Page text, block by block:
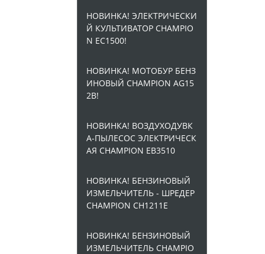
НОВИНКА! ЭЛЕКТРИЧЕСКИ
Й КУЛЬТИВАТОР CHAMPIO
N EC1500!
НОВИНКА! МОТОБУР БЕНЗ
ИНОВЫЙ CHAMPION AG15
2B!
НОВИНКА! ВОЗДУХОДУВК
А-ПЫЛЕСОС ЭЛЕКТРИЧЕСК
АЯ CHAMPION EB3510
НОВИНКА! БЕНЗИНОВЫЙ
ИЗМЕЛЬЧИТЕЛЬ - ШРЕДЕР
CHAMPION CH1211E
НОВИНКА! БЕНЗИНОВЫЙ
ИЗМЕЛЬЧИТЕЛЬ CHAMPIO